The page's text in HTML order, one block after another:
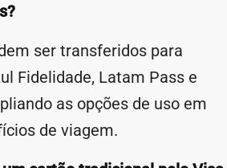
ser transferidos para
Fidelidade, Latam Pass e
as opções de uso em
de viagem.